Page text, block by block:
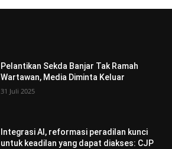
Pelantikan Sekda Banjar Tak Ramah
Wartawan, Media Diminta Keluar
31 Juli 2025
Integrasi AI, reformasi peradilan kunci
untuk keadilan yang dapat diakses: CJP